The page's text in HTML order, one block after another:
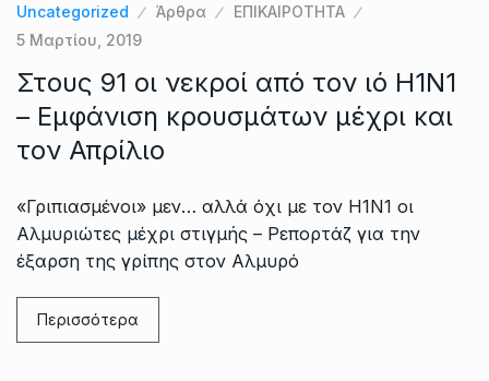
Uncategorized Άρθρα
ΕΠΙΚΑΙΡΟΤΗΤΑ
5 Μαρτίου, 2019
Στους 91 οι νεκροί από τον ιό Η1Ν1
– Εμφάνιση κρουσμάτων μέχρι και
τον Απρίλιο
«Γριπιασμένοι» μεν… αλλά όχι με τον Η1Ν1 οι
Αλμυριώτες μέχρι στιγμής – Ρεπορτάζ για την
έξαρση της γρίπης στον Αλμυρό
Περισσότερα